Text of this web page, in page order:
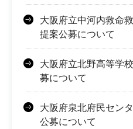
大阪府立中河内救命
提案公募について
大阪府立北野高等学
募について
大阪府泉北府民セン
公募について